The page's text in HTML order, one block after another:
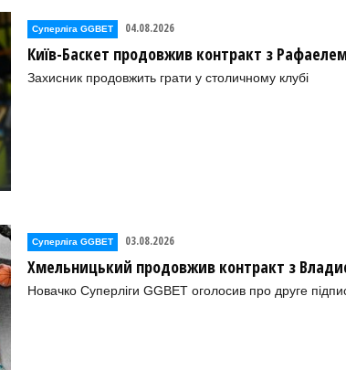
Суперліга GGBET 04.08.2026
Київ-Баскет продовжив контракт з
Захисник продовжить грати у столичному клубі
Суперліга GGBET 03.08.2026
Хмельницький продовжив контракт з
Новачко Суперліги GGBET оголосив про друге